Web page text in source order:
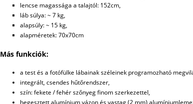
lencse magassága a talajtól: 152cm,
láb súlya: ~ 7 kg,
alapsúly: ~ 15 kg,
alapméretek: 70x70cm
Más funkciók:
a test és a fotófülke lábainak széleinek programozható
integrált, csendes hűtőrendszer,
szín: fekete / fehér szőnyeg finom szerkezettel,